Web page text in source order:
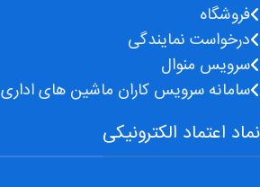
نماد اعتماد الکترونیکی
فروشگاه
درخواست نمایندگی
سرویس منوال
سامانه سرویس کاران ماشین های اداری